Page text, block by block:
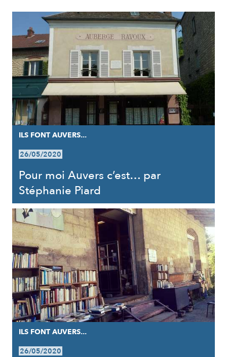
RÉSULTATS
ILS FONT AUVERS...
26/05/2020
Pour moi Auvers c’est… par
Stéphanie Piard
ILS FONT AUVERS...
26/05/2020